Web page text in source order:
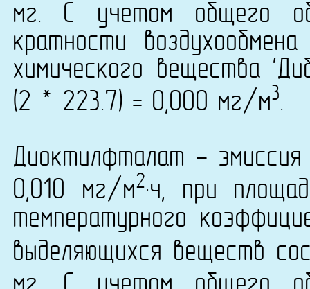
мг. С учетом общего
кратности
химического вещества
(2 * 223.7) = 0,000 мг/м3.
Диоктилфталат - эмиссия
0,010 мг/м2·ч, при
температурного
выделяющихся веществ